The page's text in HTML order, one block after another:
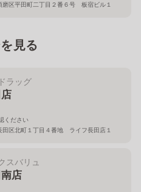
磨区平田町二丁目２番６号 板宿ビル１
見る
ラッグ
ください
田区北町１丁目４番地 ライフ長田店１
スバリュ
店